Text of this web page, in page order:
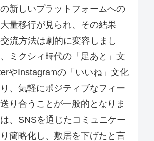
新しいプラットフォームへの
量移行が見られ、その結果
流方法は劇的に変容しまし
ミクシィ時代の「足あと」文
やInstagramの「いいね」文化
、気軽にポジティブなフィー
り合うことが一般的となりま
、SNSを通じたコミュニケー
簡略化し、敷居を下げたと言